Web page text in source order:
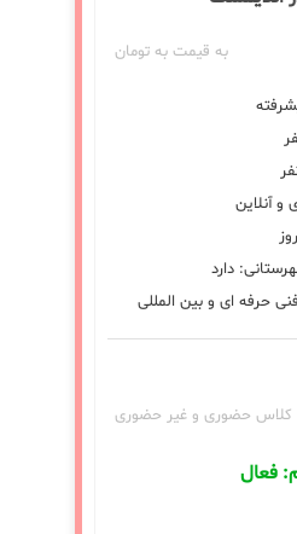
به قیمت به تومان
آنلاین
دارد
حرفه ای و بین المللی
کلاس حضوری و غیر حضوری
فعال